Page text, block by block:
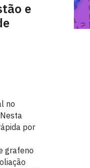
e
no
por
grafeno